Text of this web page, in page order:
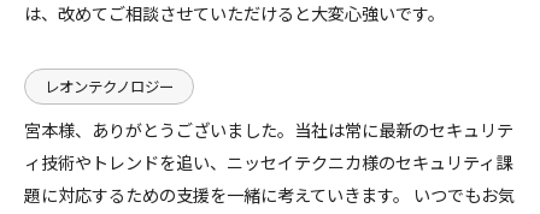
は、改めてご相談させていただけると大変心強いです。
レオンテクノロジー
宮本様、ありがとうございました。当社は常に最新のセキュリテ
ィ技術やトレンドを追い、ニッセイテクニカ様のセキュリティ課
題に対応するための支援を一緒に考えていきます。 いつでもお気